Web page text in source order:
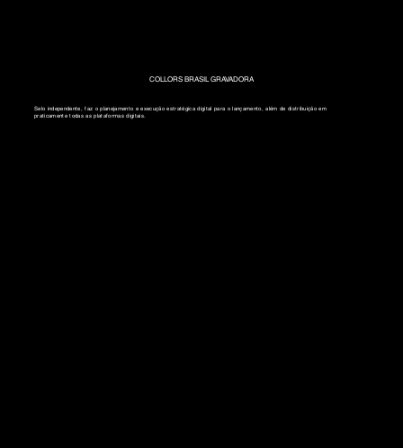
COLLORS BRASIL GRAVADORA
Selo independente, faz o planejamento e execução estratégica digital para o lançamento, além de distribuição em
praticamente todas as plataformas digitais.